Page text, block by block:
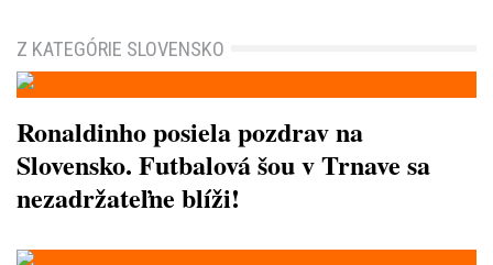
Z KATEGÓRIE SLOVENSKO
Ronaldinho posiela pozdrav na
Slovensko. Futbalová šou v Trnave sa
nezadržateľne blíži!